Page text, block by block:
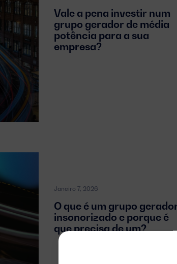
Vale a pena investir num
grupo gerador de média
potência para a sua
empresa?
Janeiro 7, 2026
O que é um grupo
insonorizado e porque é
que precisa de um?